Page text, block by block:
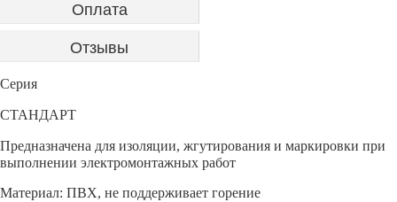
Оплата
Отзывы
Серия
СТАНДАРТ
Предназначена для изоляции, жгутирования и маркировки при
выполнении электромонтажных работ
Материал: ПВХ, не поддерживает горение